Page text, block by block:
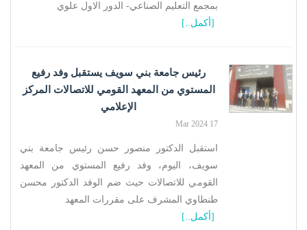
بمجمع التعليم الصناعي- الدور الاول علوي
[أكمل..]
رئيس جامعة بني سويف يستقبل وفد رفيع
المستوي من المعهد القومي للاتصالات المركز
الإعلامي
17 Mar 2024
استقبل الدكتور منصور حسن رئيس جامعة بني
سويف، اليوم، وفد رفيع المستوي من المعهد
القومي للاتصالات حيث ضم الوفد الدكتور محسن
طنطاوي المشرف على مقررات المعهد
[أكمل..]